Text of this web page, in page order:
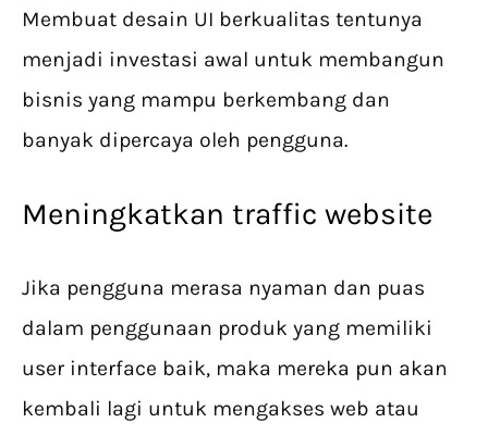
Membuat desain UI berkualitas tentunya
menjadi investasi awal untuk membangun
bisnis yang mampu berkembang dan
banyak dipercaya oleh pengguna.
Meningkatkan traffic website
Jika pengguna merasa nyaman dan puas
dalam penggunaan produk yang memiliki
user interface baik, maka mereka pun akan
kembali lagi untuk mengakses web atau